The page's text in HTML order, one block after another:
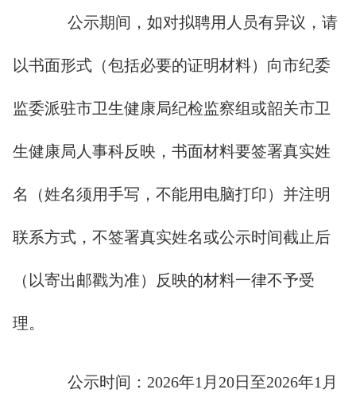
公示期间，如对拟聘用人员有异议，请
以书面形式（包括必要的证明材料）向市纪委
监委派驻市卫生健康局纪检监察组或韶关市卫
生健康局人事科反映，书面材料要签署真实姓
名（姓名须用手写，不能用电脑打印）并注明
联系方式，不签署真实姓名或公示时间截止后
（以寄出邮戳为准）反映的材料一律不予受
理。
公示时间：2026年1月20日至2026年1月